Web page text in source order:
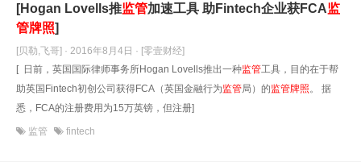
[Hogan Lovells推监管加速工具 助Fintech企业获FCA监
管牌照]
[贝勒,飞哥] · 2016年8月4日 · [零壹财经]
[ 日前，英国国际律师事务所Hogan Lovells推出一种监管工具，目的在于帮
助英国Fintech初创公司获得FCA（英国金融行为监管局）的监管牌照。 据
悉，FCA的注册费用为15万英镑，但注册]
监管 fintech